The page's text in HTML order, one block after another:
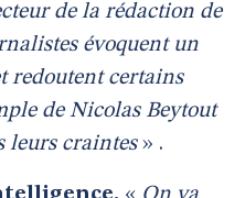
de la rédaction de
évoquent un
redoutent certains
de Nicolas Beytout
leurs craintes» .